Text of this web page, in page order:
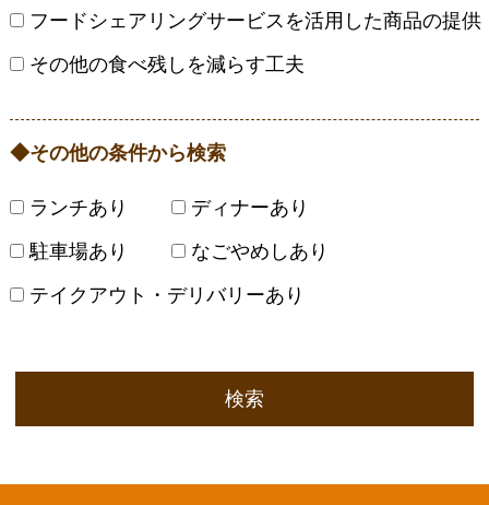
フードシェアリングサービスを活用した商品の提供
その他の食べ残しを減らす工夫
その他の条件から検索
ランチあり
ディナーあり
駐車場あり
なごやめしあり
テイクアウト・デリバリーあり
検索